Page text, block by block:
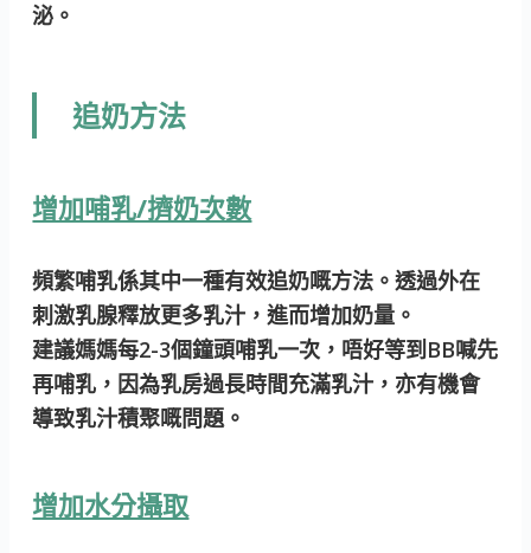
泌。
追奶方法
增加哺乳/擠奶次數
頻繁哺乳係其中一種有效追奶嘅方法。透過外在
刺激乳腺釋放更多乳汁，進而增加奶量。
建議媽媽每2-3個鐘頭哺乳一次，唔好等到BB喊先
再哺乳，因為乳房過長時間充滿乳汁，亦有機會
導致乳汁積聚嘅問題。
增加水分攝取